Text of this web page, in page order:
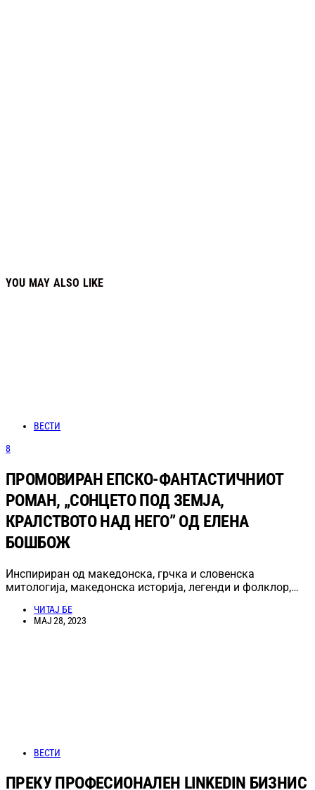
YOU MAY ALSO LIKE
ВЕСТИ
8
ПРОМОВИРАН ЕПСКО-ФАНТАСТИЧНИОТ
РОМАН, „СОНЦЕТО ПОД ЗЕМЈА,
КРАЛСТВОТО НАД НЕГО” ОД ЕЛЕНА
БОШБОЖ
Инспириран од македонска, грчка и словенска
митологија, македонска историја, легенди и фолклор,…
ЧИТАЈ БЕ
МАЈ 28, 2023
ВЕСТИ
ПРЕКУ ПРОФЕСИОНАЛЕН LINKEDIN БИЗНИС